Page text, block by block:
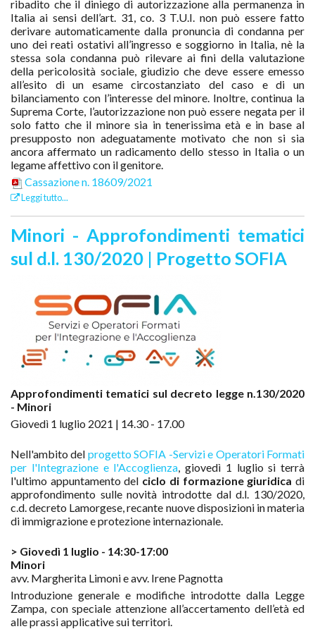
ribadito che il diniego di autorizzazione alla permanenza in
Italia ai sensi dell’art. 31, co. 3 T.U.I. non può essere fatto
derivare automaticamente dalla pronuncia di condanna per
uno dei reati ostativi all’ingresso e soggiorno in Italia, nè la
stessa sola condanna può rilevare ai fini della valutazione
della pericolosità sociale, giudizio che deve essere emesso
all’esito di un esame circostanziato del caso e di un
bilanciamento con l’interesse del minore. Inoltre, continua la
Suprema Corte, l’autorizzazione non può essere negata per il
solo fatto che il minore sia in tenerissima età e in base al
presupposto non adeguatamente motivato che non si sia
ancora affermato un radicamento dello stesso in Italia o un
legame affettivo con il genitore.
Cassazione n. 18609/2021
Leggi tutto...
Minori - Approfondimenti tematici
sul d.l. 130/2020 | Progetto SOFIA
Approfondimenti tematici sul decreto legge n.130/2020
- Minori
Giovedì 1 luglio 2021 | 14.30 - 17.00
Nell'ambito del progetto SOFIA -Servizi e Operatori Formati
per l'Integrazione e l'Accoglienza, giovedì 1 luglio si terrà
l'ultimo appuntamento del ciclo di formazione giuridica di
approfondimento sulle novità introdotte dal d.l. 130/2020,
c.d. decreto Lamorgese, recante nuove disposizioni in materia
di immigrazione e protezione internazionale.
> Giovedì 1 luglio - 14:30-17:00
Minori
avv. Margherita Limoni e avv. Irene Pagnotta
Introduzione generale e modifiche introdotte dalla Legge
Zampa, con speciale attenzione all’accertamento dell’età ed
alle prassi applicative sui territori.